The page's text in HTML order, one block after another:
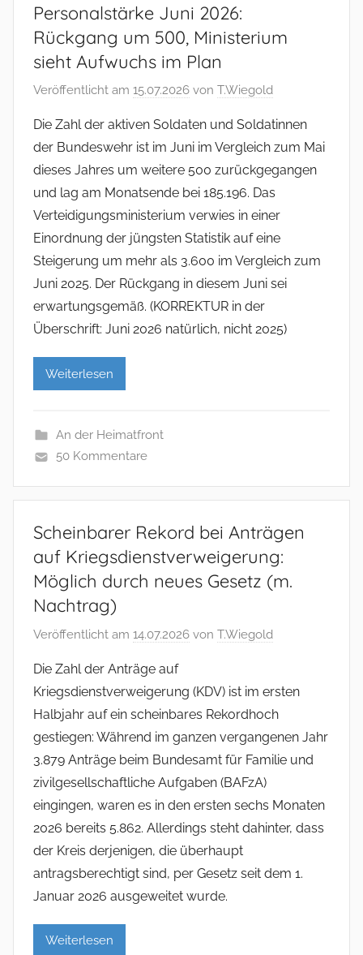
Personalstärke Juni 2026:
Rückgang um 500, Ministerium
sieht Aufwuchs im Plan
Veröffentlicht am 15.07.2026 von T.Wiegold
Die Zahl der aktiven Soldaten und Soldatinnen
der Bundeswehr ist im Juni im Vergleich zum Mai
dieses Jahres um weitere 500 zurückgegangen
und lag am Monatsende bei 185.196. Das
Verteidigungsministerium verwies in einer
Einordnung der jüngsten Statistik auf eine
Steigerung um mehr als 3.600 im Vergleich zum
Juni 2025. Der Rückgang in diesem Juni sei
erwartungsgemäß. (KORREKTUR in der
Überschrift: Juni 2026 natürlich, nicht 2025)
Weiterlesen
An der Heimatfront
50 Kommentare
Scheinbarer Rekord bei Anträgen
auf Kriegsdienstverweigerung:
Möglich durch neues Gesetz (m.
Nachtrag)
Veröffentlicht am 14.07.2026 von T.Wiegold
Die Zahl der Anträge auf
Kriegsdienstverweigerung (KDV) ist im ersten
Halbjahr auf ein scheinbares Rekordhoch
gestiegen: Während im ganzen vergangenen Jahr
3.879 Anträge beim Bundesamt für Familie und
zivilgesellschaftliche Aufgaben (BAFzA)
eingingen, waren es in den ersten sechs Monaten
2026 bereits 5.862. Allerdings steht dahinter, dass
der Kreis derjenigen, die überhaupt
antragsberechtigt sind, per Gesetz seit dem 1.
Januar 2026 ausgeweitet wurde.
Weiterlesen